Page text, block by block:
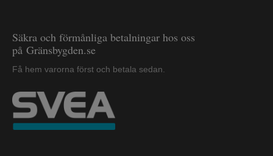
Säkra och förmånliga betalningar hos oss
på Gränsbygden.se
Få hem varorna först och betala sedan.